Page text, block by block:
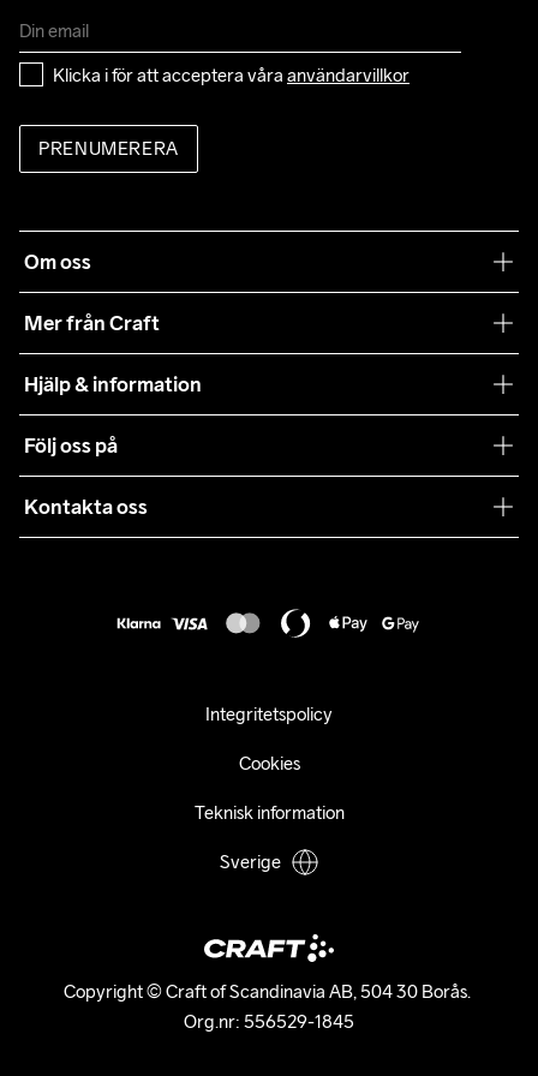
Klicka i för att acceptera våra användarvillkor
PRENUMERERA
Om oss
Mer från Craft
Teamwear
Hållbarhet
Samarbeten
Hjälp & information
Våra köpvillkor
Retur
Följ oss på
Kontakta oss
Copyright © Craft of Scandinavia AB, 504 30 Borås.
Org.nr: 556529-1845
Integritetspolicy
Cookies
Teknisk information
Sverige